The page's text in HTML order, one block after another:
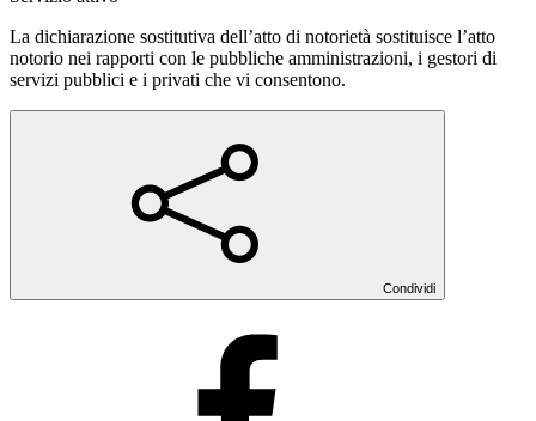
La dichiarazione sostitutiva dell’atto di notorietà sostituisce l’atto
notorio nei rapporti con le pubbliche amministrazioni, i gestori di
servizi pubblici e i privati che vi consentono.
Condividi